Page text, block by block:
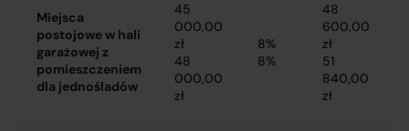
Miejsca
postojowe w hali
garażowej z
pomieszczeniem
dla jednośladów
45
000,00
zł
48
000,00
zł
8%
8%
48
600,00
zł
51
840,00
zł